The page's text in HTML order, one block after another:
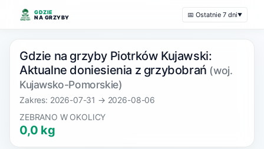
GDZIE
NA GRZYBY
📅 Ostatnie 7 dni▼
Gdzie na grzyby Piotrków Kujawski:
Aktualne doniesienia z grzybobrań (woj.
Kujawsko-Pomorskie)
Zakres: 2026-07-31 → 2026-08-06
ZEBRANO W OKOLICY
0,0 kg